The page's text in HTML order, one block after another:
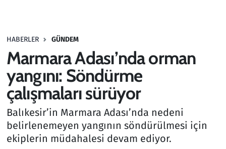
HABERLER GÜNDEM
Marmara Adası’nda orman
yangını: Söndürme
çalışmaları sürüyor
Balıkesir’in Marmara Adası’nda nedeni
belirlenemeyen yangının söndürülmesi için
ekiplerin müdahalesi devam ediyor.
Haber
Kültür Sanat
Kurumsal Haberler
Lezzet Durağı
Memur ve Kamu